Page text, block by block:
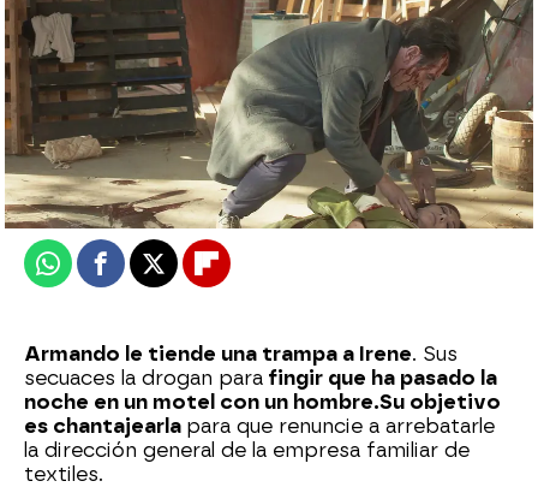
Nova
Publicado:08 de mayo de 2026, 21:45
WhatsappFacebook
X Flipboard
Armando le tiende una trampa a Irene. Sus
secuaces la drogan para fingir que ha pasado la
noche en un motel con un hombre.Su objetivo
es chantajearla para que renuncie a arrebatarle
la dirección general de la empresa familiar de
textiles.